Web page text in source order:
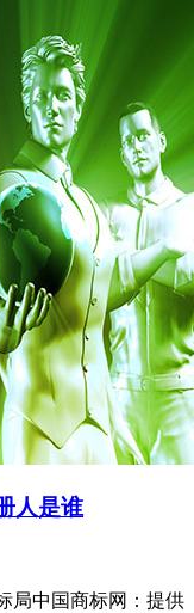
人是谁
局中国商标网：提供